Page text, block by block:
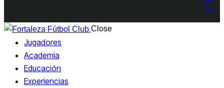
Close
Jugadores
Academia
Educación
Experiencias